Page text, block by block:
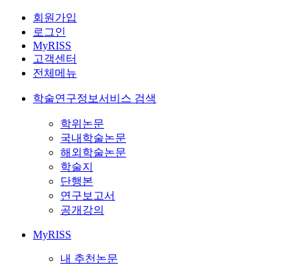
회원가입
로그인
MyRISS
고객센터
전체메뉴
학술연구정보서비스 검색
학위논문
국내학술논문
해외학술논문
학술지
단행본
연구보고서
공개강의
MyRISS
내 추천논문